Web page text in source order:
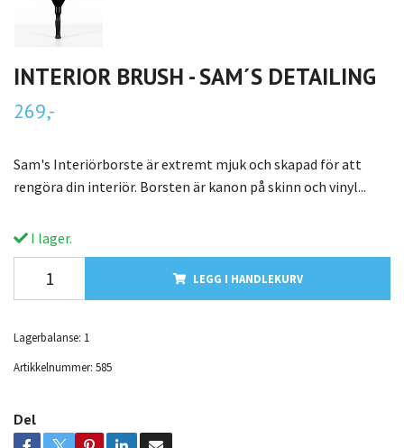
INTERIOR BRUSH - SAM´S DETAILING
269,-
Sam's Interiörborste är extremt mjuk och skapad för att
rengöra din interiör. Borsten är kanon på skinn och vinyl...
I lager.
LEGG I HANDLEKURV
Lagerbalanse: 1
Artikkelnummer: 585
Del